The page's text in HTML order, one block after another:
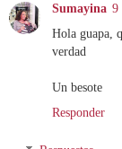
Sumayina 9
Hola guapa,
verdad
Un besote
Responder